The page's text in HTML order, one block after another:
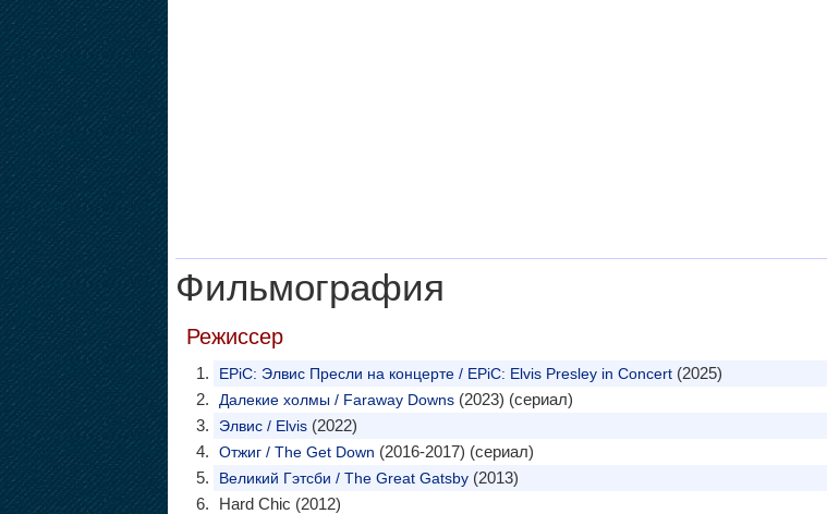
Фильмография
Режиссер
EPiC: Элвис Пресли на концерте / EPiC: Elvis Presley in Concert(2025)
Далекие холмы / Faraway Downs(2023) (сериал)
Элвис / Elvis(2022)
Отжиг / The Get Down (2016-2017) (сериал)
Великий Гэтсби / The Great Gatsby(2013)
Hard Chic (2012)